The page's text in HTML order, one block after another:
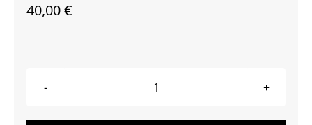
40,00€
quantité